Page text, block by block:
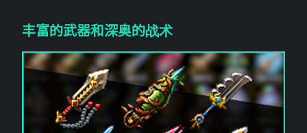
丰富的武器和深奥的战术